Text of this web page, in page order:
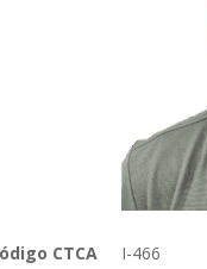
CTCA I-466